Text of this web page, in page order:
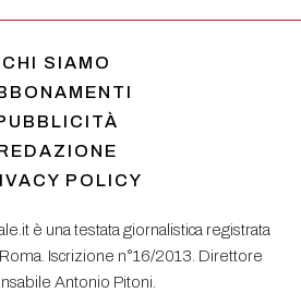
CHI SIAMO
POLICY
è una testata giornalistica registrata
Iscrizione n°16/2013. Direttore
Antonio Pitoni.